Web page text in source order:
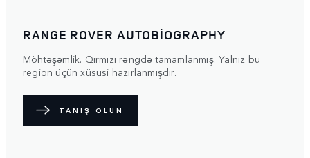
RANGE ROVER AUTOBIOGRAPHY
Möhtəşəmlik. Qırmızı rəngdə tamamlanmış. Yalnız bu
region üçün xüsusi hazırlanmışdır.
TANIŞ OLUN